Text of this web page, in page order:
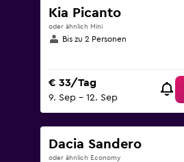
Kia Picanto
oder ähnlich Mini
Bis zu 2 Personen
€ 33/Tag
9. Sep – 12. Sep
Dacia Sandero
oder ähnlich Economy